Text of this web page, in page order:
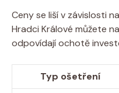
Ceny se liší v závislosti
Hradci Králové můžete
odpovídají ochotě
Typ ošetření